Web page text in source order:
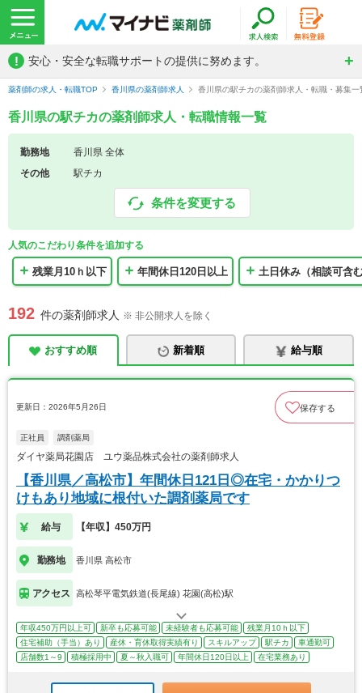
! 安心・安全な転職サポートの提供に努めます。
薬剤師の求人・転職TOP 香川県の薬剤師求人 香川県の駅チカの薬剤師求人・転職・募集一
香川県の駅チカの薬剤師求人・転職情報一覧
勤務地
香川県 全体
その他
駅チカ
条件を変更する
人気のこだわり条件を追加する
残業月10ｈ以下 年間休日120日以上 土日休み（相談可含
192 件の薬剤師求人 ※ 非公開求人を除く
おすすめ順 新着順 給与順
更新日：2026年5月26日 保存する
正社員 調剤薬局
ダイヤ薬局花園店 ユウ薬品株式会社の薬剤師求人
【香川県／高松市】年間休日121日◎在宅・かかりつ
けもあり地域に根付いた調剤薬局です
給与 【年収】450万円
勤務地 香川県 高松市
アクセス 高松琴平電気鉄道(長尾線) 花園(高松)駅
年収450万円以上可 新卒も応募可能 未経験者も応募可能
残業月10ｈ以下
住宅補助（手当）あり
産休・育休取得実績有り スキルアップ 駅チカ
車通勤可
店舗数1～9
積極採用中 夏～秋入職可 年間休日120日以上 在宅業務あり